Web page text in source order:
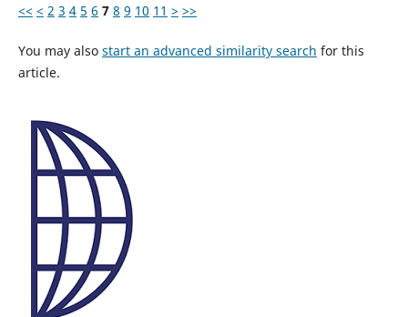
<< < 2 3 4 5 6 7 8 9 10 11 > >>
You may also start an advanced similarity search for this
article.